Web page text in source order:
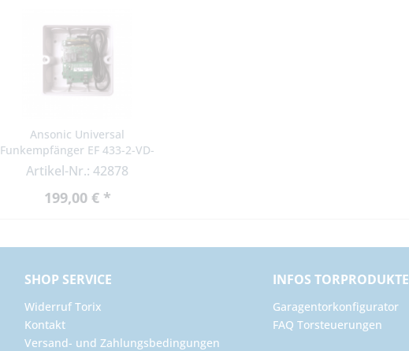
Ansonic Universal
Funkempfänger EF 433-2-VD-
Multi
Artikel-Nr.: 42878
199,00 € *
SHOP SERVICE
Widerruf Torix
Kontakt
Versand- und Zahlungsbedingungen
INFOS TORPRODUKTE
Garagentorkonfigurator
FAQ Torsteuerungen